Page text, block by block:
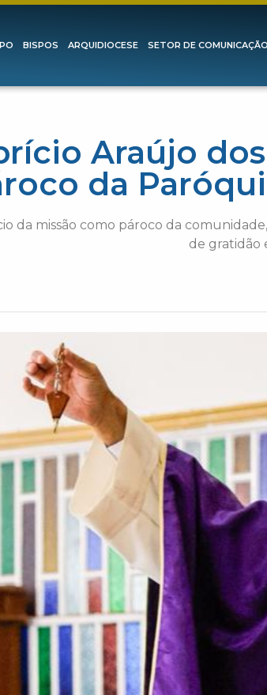
BISPOS ARQUIDIOCESE SETOR DE COMUNICAÇÃO
Araújo
da
da missão como pároco da
de gratidão